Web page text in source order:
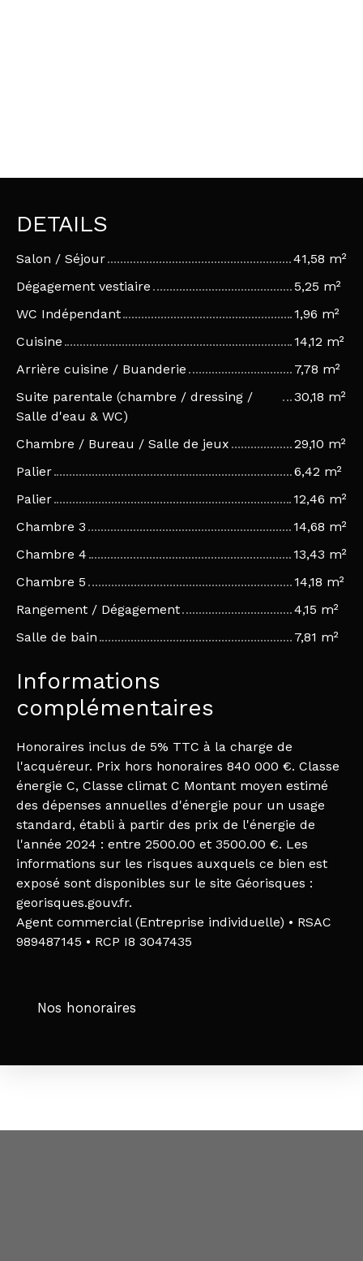
DETAILS
Salon / Séjour
41,58 m²
Dégagement vestiaire
5,25 m²
WC Indépendant
1,96 m²
Cuisine
14,12 m²
Arrière cuisine / Buanderie
7,78 m²
Suite parentale (chambre / dressing /
Salle d'eau & WC)
30,18 m²
Chambre / Bureau / Salle de jeux
29,10 m²
Palier
6,42 m²
Palier
12,46 m²
Chambre 3
14,68 m²
Chambre 4
13,43 m²
Chambre 5
14,18 m²
Rangement / Dégagement
4,15 m²
Salle de bain
7,81 m²
Informations
complémentaires
Honoraires inclus de 5% TTC à la charge de
l'acquéreur. Prix hors honoraires 840 000 €. Classe
énergie C, Classe climat C Montant moyen estimé
des dépenses annuelles d'énergie pour un usage
standard, établi à partir des prix de l'énergie de
l'année 2024 : entre 2500.00 et 3500.00 €. Les
informations sur les risques auxquels ce bien est
exposé sont disponibles sur le site Géorisques :
georisques.gouv.fr.
Agent commercial (Entreprise individuelle) • RSAC
989487145 • RCP I8 3047435
Nos honoraires